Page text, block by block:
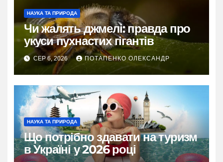
НАУКА ТА ПРИРОДА
Чи жалять джмелі: правда про
укуси пухнастих гігантів
СЕР 6, 2026 ПОТАПЕНКО ОЛЕКСАНДР
НАУКА ТА ПРИРОДА
Що потрібно здавати на туризм
в Україні у 2026 році